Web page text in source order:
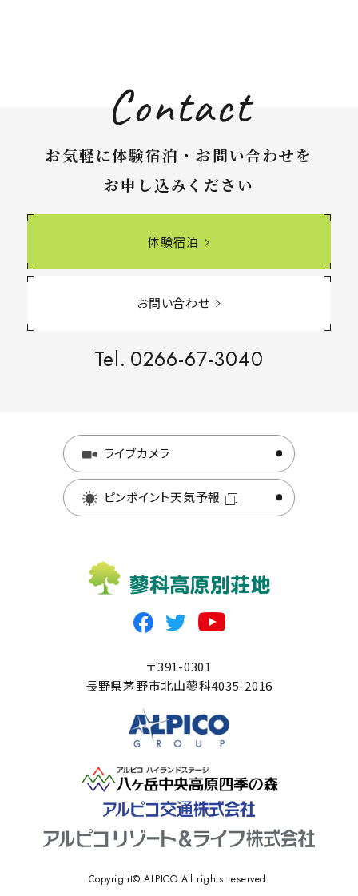
Contact
お気軽に体験宿泊・お問い合わせを
お申し込みください
体験宿泊
お問い合わせ
Tel. 0266-67-3040
ライブカメラ
ピンポイント天気予報
〒391-0301
長野県茅野市北山蓼科4035-2016
Copyright© ALPICO All rights reserved.